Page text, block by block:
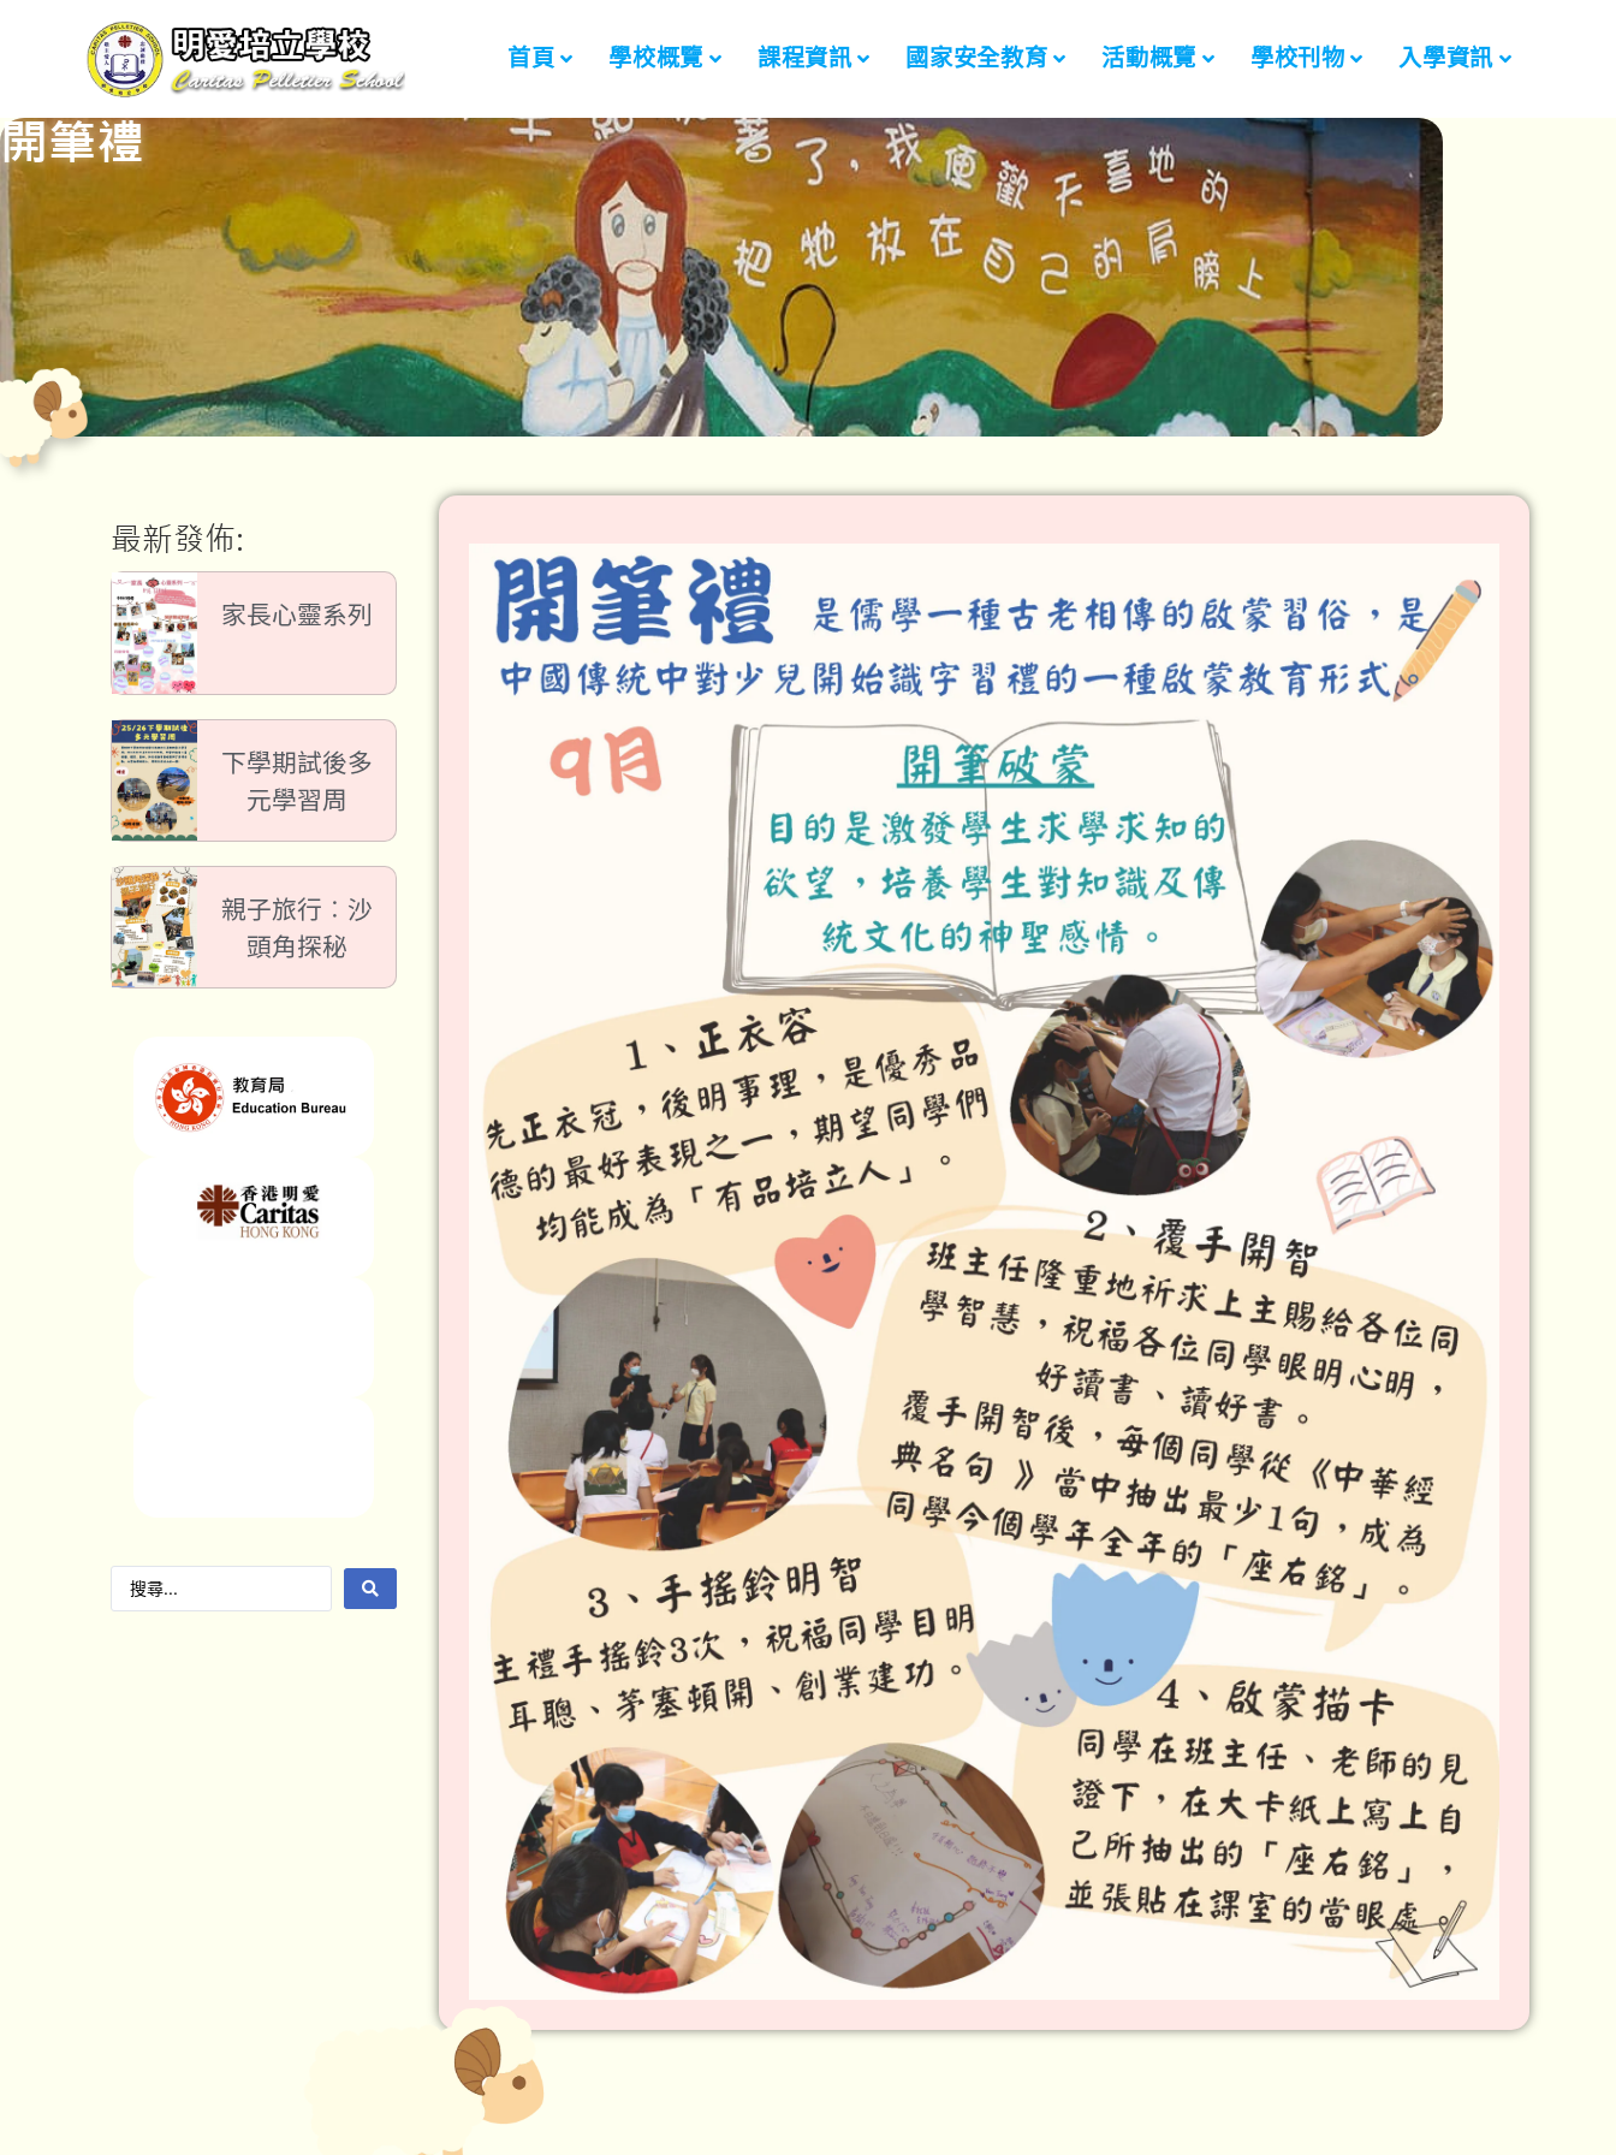
首頁 學校概覽 課程資訊 國家安全教育 活動概覽 學校刊物 入學資訊
開筆禮
最新發佈:
家長心靈系列
下學期試後多
元學習周
親子旅行︰沙
頭角探秘